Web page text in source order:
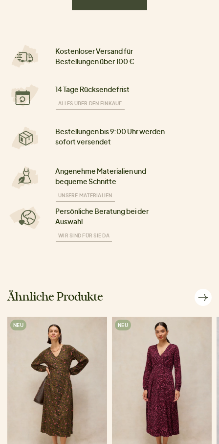
Kostenloser Versand für
Bestellungen über 100 €
14 Tage Rücksendefrist
ALLES ÜBER DEN EINKAUF
Bestellungen bis 9:00 Uhr werden
sofort versendet
Angenehme Materialien und
bequeme Schnitte
UNSERE MATERIALIEN
Persönliche Beratung bei der
Auswahl
WIR SIND FÜR SIE DA
Ähnliche Produkte
NEU NEU